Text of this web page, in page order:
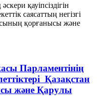
қауіпсіздігін
саясаттың негізгі
қорғанысы және
Парламентiнің
Қазақстан
және Қарулы